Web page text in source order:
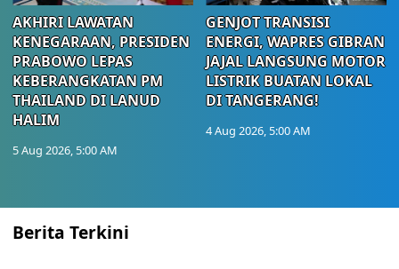
AKHIRI LAWATAN
KENEGARAAN, PRESIDEN
PRABOWO LEPAS
KEBERANGKATAN PM
THAILAND DI LANUD
HALIM
5 Aug 2026, 5:00 AM
GENJOT TRANSISI
ENERGI, WAPRES GIBRAN
JAJAL LANGSUNG MOTOR
LISTRIK BUATAN LOKAL
DI TANGERANG!
4 Aug 2026, 5:00 AM
Berita Terkini